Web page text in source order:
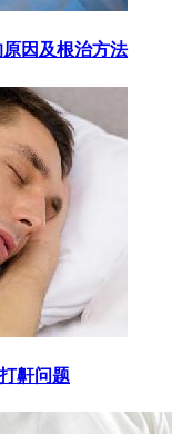
因及根治方法
鼾问题